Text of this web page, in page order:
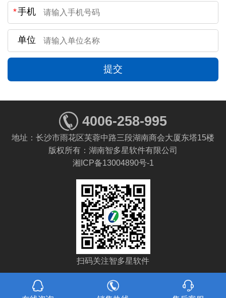
*手机
单位
提交
4006-258-995
地址：长沙市雨花区芙蓉中路三段湖南商会大厦东塔15楼
版权所有：湖南智多星软件有限公司
湘ICP备13004890号-1
扫码关注智多星软件